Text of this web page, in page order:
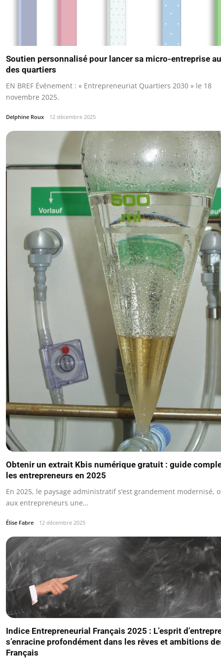
Soutien personnalisé pour lancer sa micro-entreprise
des quartiers
EN BREF Événement : « Entrepreneuriat Quartiers 2030 » le 18
novembre 2025.
Delphine Roux 12 décembre 2025
Obtenir un extrait Kbis numérique gratuit : guide
les entrepreneurs en 2025
En 2025, le paysage administratif s’est grandement modernisé,
aux entrepreneurs une…
Élise Fabre 12 décembre 2025
Indice Entrepreneurial Français 2025 : L’esprit
s’enracine profondément dans les rêves et ambitions
Français